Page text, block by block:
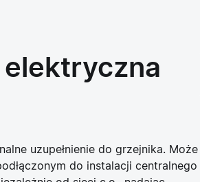
elektryczna
uzupełnienie do grzejnika. Może
do instalacji centralnego